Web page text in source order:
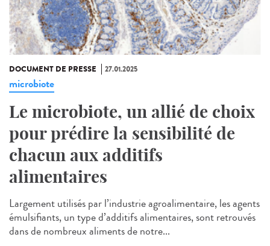
DOCUMENT DE PRESSE 27.01.2025
microbiote
Le microbiote, un allié de choix
pour prédire la sensibilité de
chacun aux additifs
alimentaires
Largement utilisés par l’industrie agroalimentaire, les agents
émulsifiants, un type d’additifs alimentaires, sont retrouvés
dans de nombreux aliments de notre...